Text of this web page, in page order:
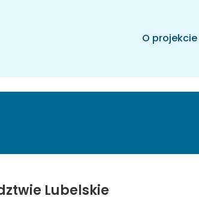
O projekcie
Lubelskie